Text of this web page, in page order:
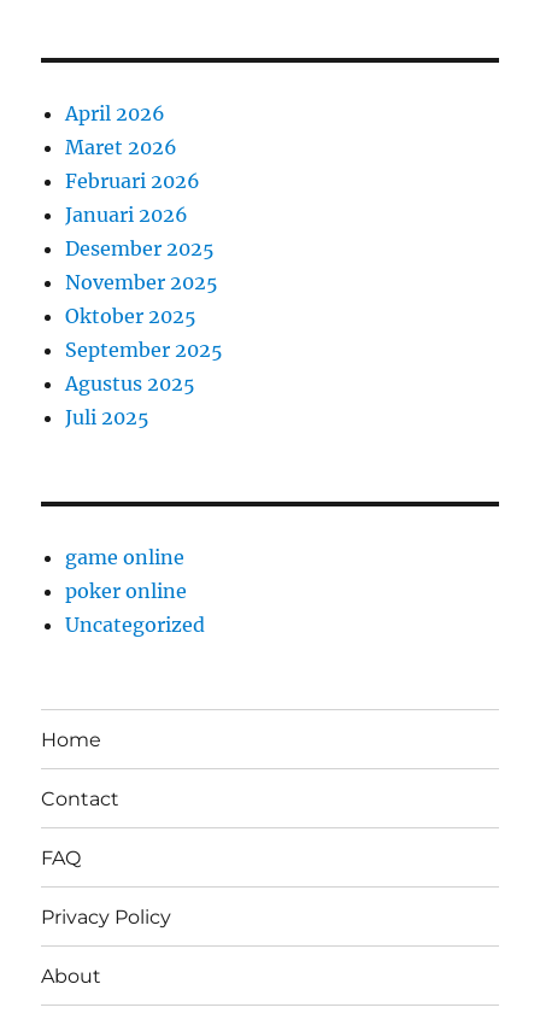
April 2026
Maret 2026
Februari 2026
Januari 2026
Desember 2025
November 2025
Oktober 2025
September 2025
Agustus 2025
Juli 2025
game online
poker online
Uncategorized
Home
Contact
FAQ
Privacy Policy
About